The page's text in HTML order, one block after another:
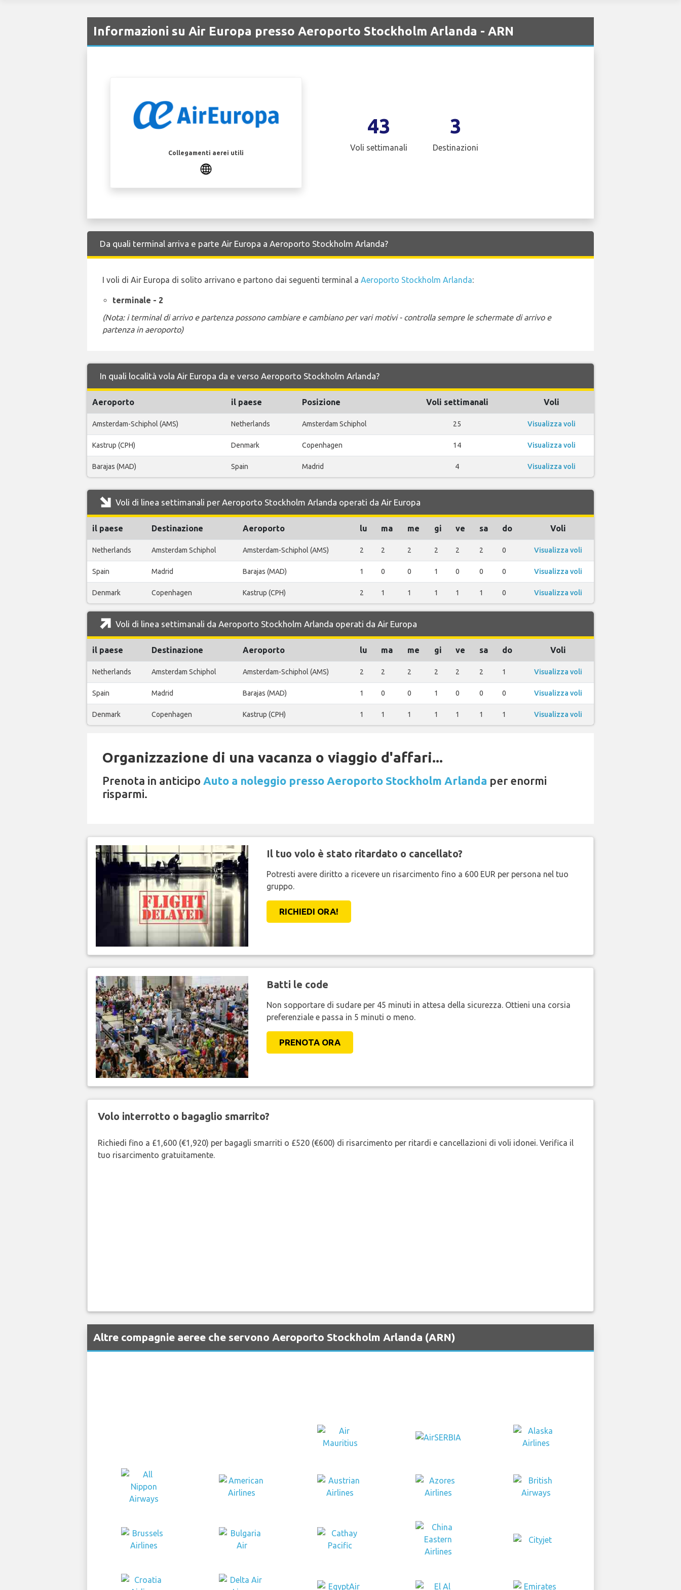
Informazioni su Air Europa presso Aeroporto Stockholm Arlanda - ARN
Collegamenti aerei utili
43
Voli settimanali
3
Destinazioni
Da quali terminal arriva e parte Air Europa a Aeroporto Stockholm Arlanda?
I voli di Air Europa di solito arrivano e partono dai seguenti terminal a Aeroporto Stockholm Arlanda:
terminale - 2
(Nota: i terminal di arrivo e partenza possono cambiare e cambiano per vari motivi - controlla sempre le schermate di arrivo e
partenza in aeroporto)
In quali località vola Air Europa da e verso Aeroporto Stockholm Arlanda?
Aeroporto il paese Posizione Voli settimanali Voli
Amsterdam-Schiphol (AMS) Netherlands Amsterdam Schiphol 25 Visualizza voli
Kastrup (CPH) Denmark Copenhagen 14 Visualizza voli
Barajas (MAD) Spain Madrid 4 Visualizza voli
Voli di linea settimanali per Aeroporto Stockholm Arlanda operati da Air Europa
il paese Destinazione Aeroporto lu ma me gi ve sa do Voli
Netherlands Amsterdam Schiphol Amsterdam-Schiphol (AMS) 2 2 2 2 2 2 0 Visualizza voli
Spain Madrid Barajas (MAD) 1 0 0 1 0 0 0 Visualizza voli
Denmark Copenhagen Kastrup (CPH) 2 1 1 1 1 1 0 Visualizza voli
Voli di linea settimanali da Aeroporto Stockholm Arlanda operati da Air Europa
il paese Destinazione Aeroporto lu ma me gi ve sa do Voli
Netherlands Amsterdam Schiphol Amsterdam-Schiphol (AMS) 2 2 2 2 2 2 1 Visualizza voli
Spain Madrid Barajas (MAD) 1 0 0 1 0 0 0 Visualizza voli
Denmark Copenhagen Kastrup (CPH) 1 1 1 1 1 1 1 Visualizza voli
Organizzazione di una vacanza o viaggio d'affari...
Prenota in anticipo Auto a noleggio presso Aeroporto Stockholm Arlanda per enormi
risparmi.
Il tuo volo è stato ritardato o cancellato?
Potresti avere diritto a ricevere un risarcimento fino a 600 EUR per persona nel tuo
gruppo.
RICHIEDI ORA!
Batti le code
Non sopportare di sudare per 45 minuti in attesa della sicurezza. Ottieni una corsia
preferenziale e passa in 5 minuti o meno.
PRENOTA ORA
Volo interrotto o bagaglio smarrito?
Richiedi fino a £1,600 (€1,920) per bagagli smarriti o £520 (€600) di risarcimento per ritardi e cancellazioni di voli idonei. Verifica il
tuo risarcimento gratuitamente.
Altre compagnie aeree che servono Aeroporto Stockholm Arlanda (ARN)